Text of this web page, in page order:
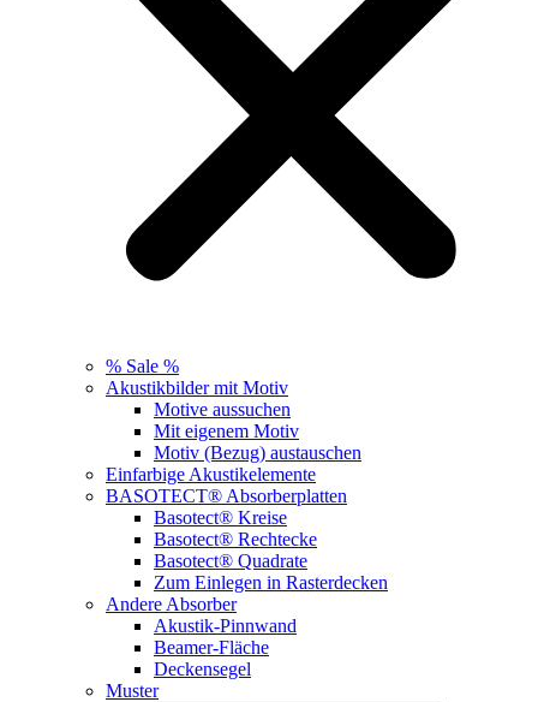
% Sale %
Akustikbilder mit Motiv
Motive aussuchen
Mit eigenem Motiv
Motiv (Bezug) austauschen
Einfarbige Akustikelemente
BASOTECT® Absorberplatten
Basotect® Kreise
Basotect® Rechtecke
Basotect® Quadrate
Zum Einlegen in Rasterdecken
Andere Absorber
Akustik-Pinnwand
Beamer-Fläche
Deckensegel
Muster